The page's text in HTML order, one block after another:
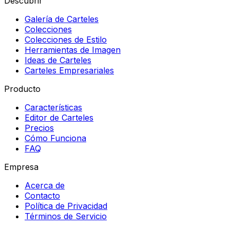
Galería de Carteles
Colecciones
Colecciones de Estilo
Herramientas de Imagen
Ideas de Carteles
Carteles Empresariales
Producto
Características
Editor de Carteles
Precios
Cómo Funciona
FAQ
Empresa
Acerca de
Contacto
Política de Privacidad
Términos de Servicio